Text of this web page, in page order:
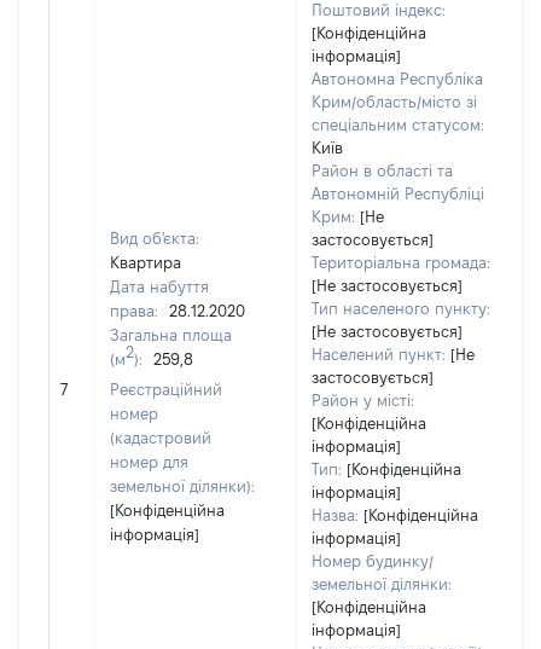
7
Вид об'єкта:
Квартира
Дата набуття
права:
28.12.2020
Загальна площа
(м2):
259,8
Реєстраційний
номер
(кадастровий
номер для
земельної ділянки):
[Конфіденційна
інформація]
Поштовий індекс:
[Конфіденційна
інформація]
Автономна Республіка
Крим/область/місто зі
спеціальним статусом:
Київ
Район в області та
Автономній Республіці
Крим: [Не
застосовується]
Територіальна громада:
[Не застосовується]
Тип населеного пункту:
[Не застосовується]
Населений пункт: [Не
застосовується]
Район у місті:
[Конфіденційна
інформація]
Тип: [Конфіденційна
інформація]
Назва: [Конфіденційна
інформація]
Номер будинку/
земельної ділянки:
[Конфіденційна
інформація]